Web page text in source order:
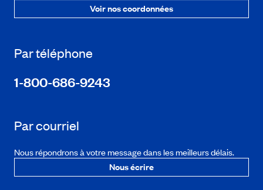
Voir nos coordonnées
Par téléphone
1-800-686-9243
Par courriel
Nous répondrons à votre message dans les meilleurs délais.
Nous écrire